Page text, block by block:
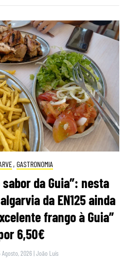
, GASTRONOMIA
da Guia”: nesta
da EN125 ainda
frango à Guia”
6,50€
Agosto, 2026 |João Luís